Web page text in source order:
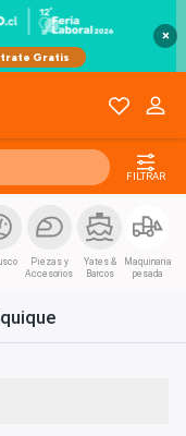
×
FILTRAR
Piezas y
Accesorios
Yates &
Barcos
Maquinaria
pesada